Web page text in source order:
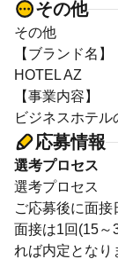
その他
その他
【ブランド名】
HOTEL AZ
【事業内容】
ビジネスホテル
応募情報
選考プロセス
選考プロセス
ご応募後に面接
面接は1回(15～
れば内定となり